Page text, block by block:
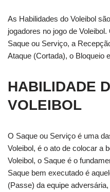
As Habilidades do Voleibol
jogadores no jogo de
Saque ou Serviço, a
Ataque (Cortada), o Bloqueio
HABILIDADE
VOLEIBOL
O Saque ou Serviço é uma
Voleibol, é o ato de colocar a
Voleibol, o Saque é o
Saque bem executado é
(Passe) da equipe